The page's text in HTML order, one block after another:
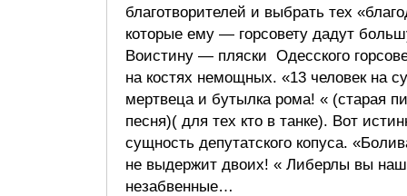
благотворителей и выбрать тех
которые ему — горсовету дадут
Воистину — пляски Одесского
на костях немощных. «13 человек на
мертвеца и бутылка рома! « (старая
песня)( для тех кто в танке). Вот
сущность депутатского копуса.
не выдержит двоих! « Либерлы вы
незабвенные…